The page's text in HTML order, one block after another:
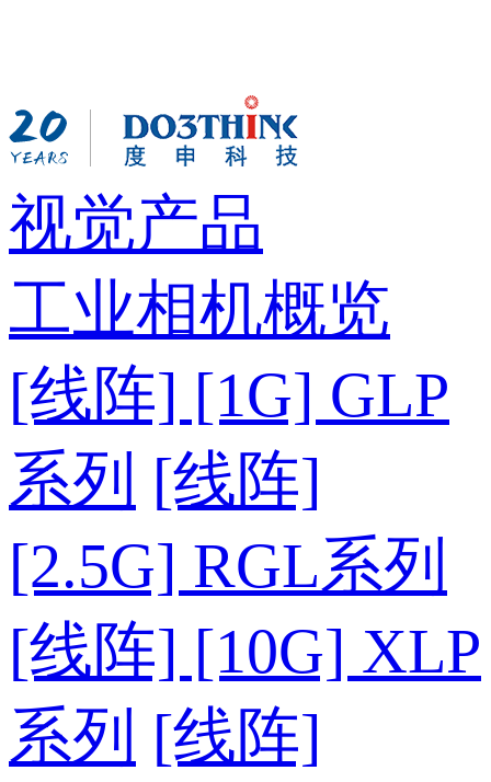
视觉产品
工业相机概览
[线阵] [1G] GLP
系列 [线阵]
[2.5G] RGL系列
[线阵] [10G] XLP
系列 [线阵]